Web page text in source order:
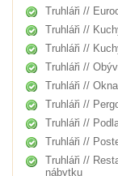
Truhláři //
Truhláři //
Truhláři //
Truhláři //
Truhláři // Okna
Truhláři //
Truhláři //
Truhláři //
Truhláři //
nábytku